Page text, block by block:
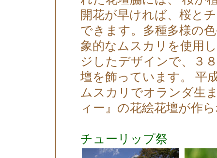
開花が早ければ、桜と
できます。多種多様の
象的なムスカリを使用
ジしたデザインで、３
壇を飾っています。 平
ムスカリでオランダ生
ィー』の花絵花壇が作
チューリップ祭